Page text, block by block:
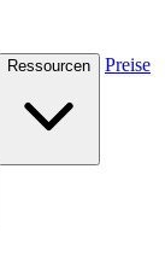
Ressourcen Preise